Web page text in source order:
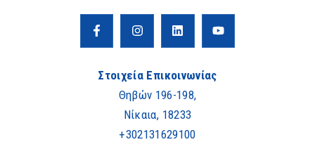
Στοιχεία Επικοινωνίας
Θηβών 196-198,
Νίκαια, 18233
+302131629100